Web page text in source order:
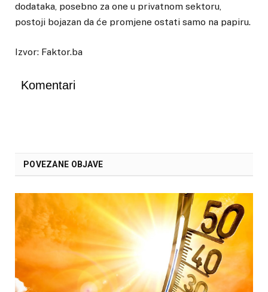
dodataka, posebno za one u privatnom sektoru,
postoji bojazan da će promjene ostati samo na papiru.
Izvor: Faktor.ba
Komentari
POVEZANE OBJAVE